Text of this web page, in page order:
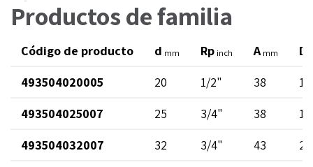
Productos de familia
Código de producto d mm Rp inch A mm D
493504020005 20 1/2" 38
14
493504025007
25 3/4" 38
19
493504032007
32 3/4" 43
23